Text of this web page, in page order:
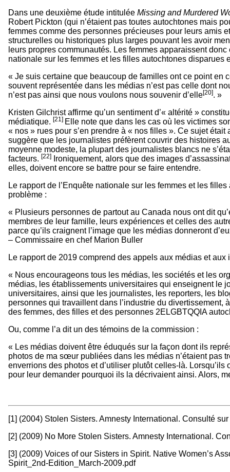
Dans une deuxième étude intitulée Missing and Murdered
Robert Pickton (qui n’étaient pas toutes autochtones mais
femmes comme des personnes précieuses pour leurs amis
structurelles ou historiques plus larges pouvant les avoir
leurs propres communautés. Les femmes apparaissent
nationale sur les femmes et les filles autochtones disparues
« Je suis certaine que beaucoup de familles ont ce point en
souvent représentée dans les médias n’est pas celle dont
n’est pas ainsi que nous voulons nous souvenir d’elle[20]. »
Kristen Gilchrist affirme qu’un sentiment d’« altérité »
médiatique. [21] Elle note que dans les cas où les victimes
« nos » rues pour s’en prendre à « nos filles ». Ce sujet
suggère que les journalistes préfèrent couvrir des histoires
moyenne modeste, la plupart des journalistes blancs ne
facteurs. [22]
Ironiquement, alors que des images
elles, doivent encore se battre pour se faire entendre.
Le rapport de l’Enquête nationale sur les femmes et les
problème :
« Plusieurs personnes de partout au Canada nous ont dit
membres de leur famille, leurs expériences et celles des
parce qu’ils craignent l’image que les médias donneront
– Commissaire en chef Marion Buller
Le rapport de 2019 comprend des appels aux médias et
« Nous encourageons tous les médias, les sociétés et les
médias, les établissements universitaires qui enseignent le
universitaires, ainsi que les journalistes, les reporters, les
personnes qui travaillent dans l’industrie du
des femmes, des filles et des personnes 2ELGBTQQIA
Ou, comme l’a dit un des témoins de la commission :
« Les médias doivent être éduqués sur la façon dont ils
photos de ma sœur publiées dans les médias n’étaient pas
enverrions des photos et d’utiliser plutôt celles-là.
pour leur demander pourquoi ils la décrivaient ainsi. Alors,
[1] (2004) Stolen Sisters. Amnesty International. Consulté
[2] (2009) No More Stolen Sisters. Amnesty International.
[3] (2009) Voices of our Sisters in Spirit. Native Women’s
Spirit_2nd-Edition_March-2009.pdf